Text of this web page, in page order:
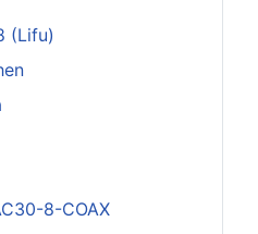
(Lifu)
8-COAX